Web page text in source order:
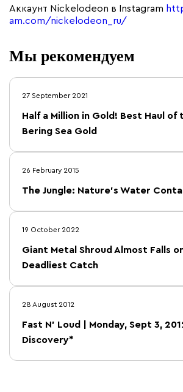
Аккаунт Nickelodeon в Instagram
am.com/nickelodeon_ru/
Мы рекомендуем
27 September 2021
Half a Million in Gold! Best Haul of
Bering Sea Gold
26 February 2015
The Jungle: Nature's Water
19 October 2022
Giant Metal Shroud Almost Falls on
Deadliest Catch
28 August 2012
Fast N' Loud | Monday, Sept 3,
Discovery*